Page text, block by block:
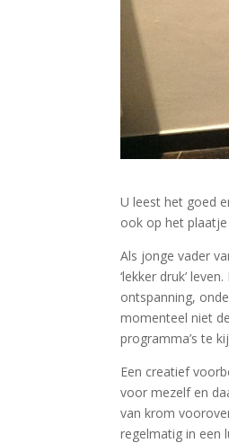
U leest het goed
ook op het plaatje
Als jonge vader
‘lekker druk’
ontspanning,
momenteel niet
programma’s te
Een creatief
voor mezelf en
van krom
regelmatig in een